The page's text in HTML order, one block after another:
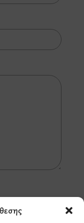
το σύστημα